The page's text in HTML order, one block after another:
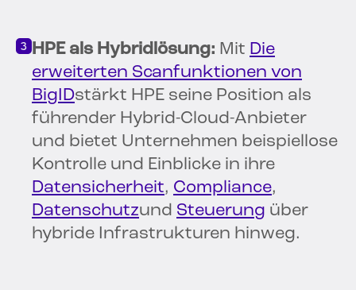
HPE als Hybridlösung: Mit Die
erweiterten Scanfunktionen von
BigIDstärkt HPE seine Position als
führender Hybrid-Cloud-Anbieter
und bietet Unternehmen beispiellose
Kontrolle und Einblicke in ihre
Datensicherheit, Compliance,
Datenschutzund Steuerung über
hybride Infrastrukturen hinweg.